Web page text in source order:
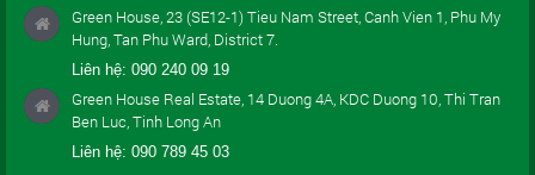
Green House, 23 (SE12-1) Tieu Nam Street, Canh Vien 1, Phu My
Hung, Tan Phu Ward, District 7.
Liên hệ: 090 240 09 19
Green House Real Estate, 14 Duong 4A, KDC Duong 10, Thi Tran
Ben Luc, Tinh Long An
Liên hệ: 090 789 45 03